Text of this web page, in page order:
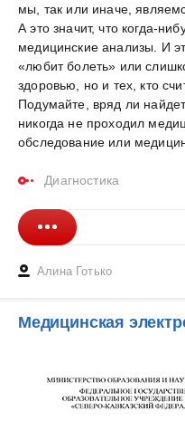
мы, так или иначе,
А это значит, что когда-
медицинские анализы. И
«любит болеть» или
здоровью, но и тех, кто
Подумайте, вряд ли
никогда не проходил
обследование или
Диагностика
Алина Готько
Медицинская